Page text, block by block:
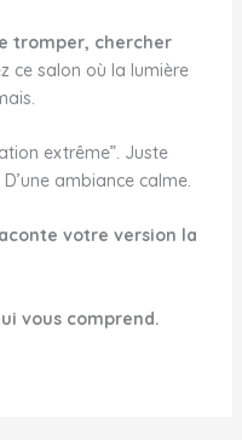
tromper, chercher
ce salon où la lumière
extrême”. Juste
ambiance calme.
votre version la
vous comprend.